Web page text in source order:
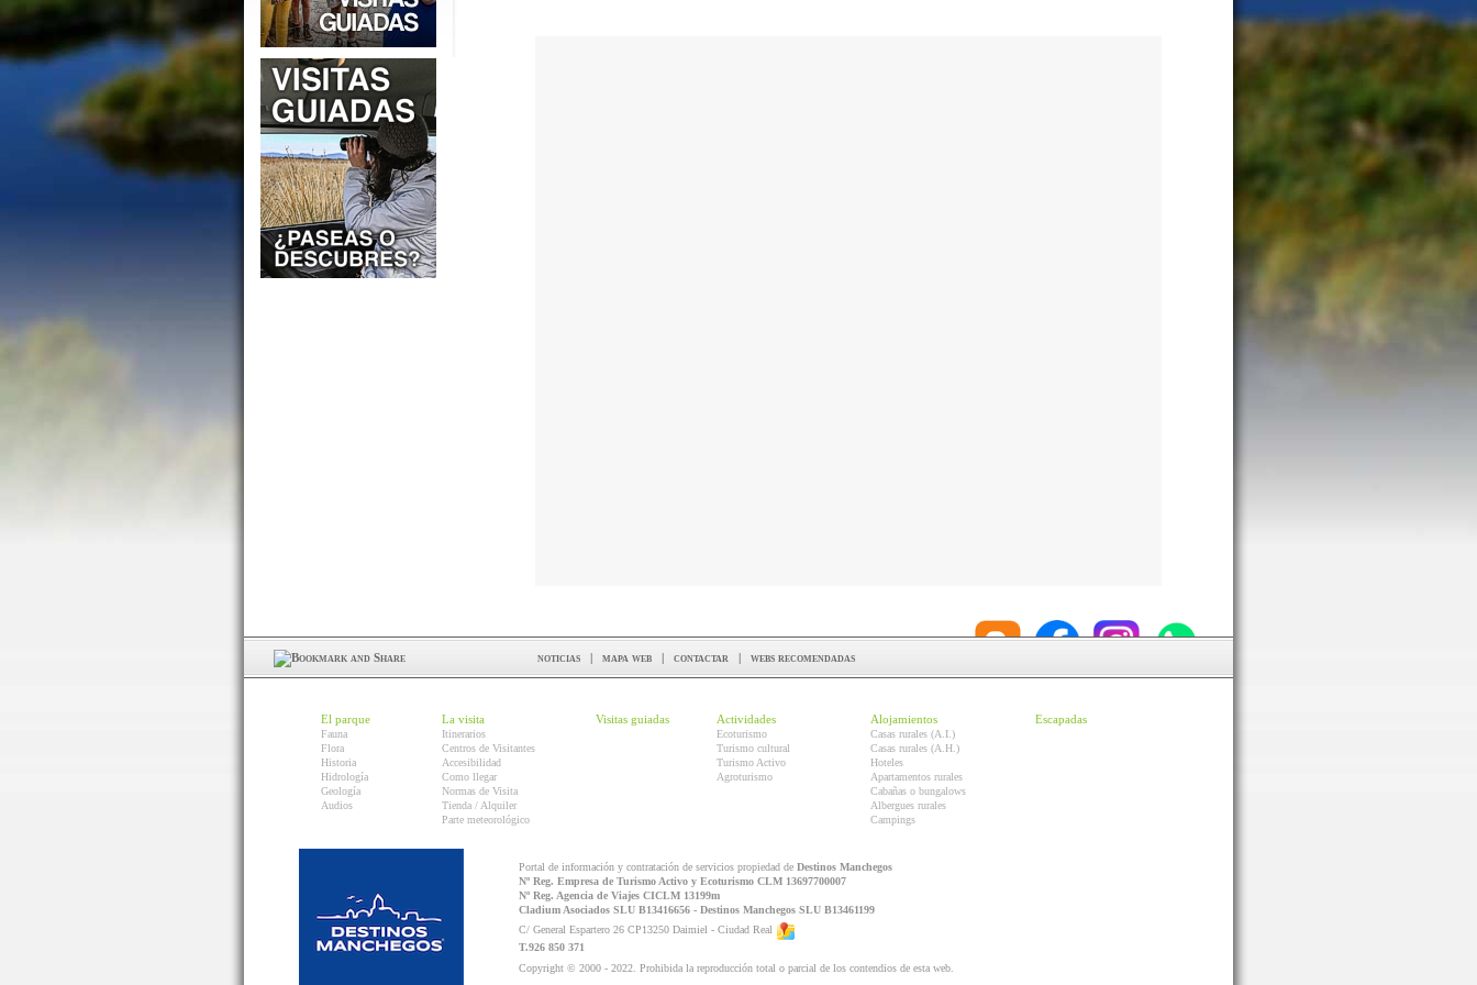
noticias | mapa web | contactar | webs recomendadas
El parque
Fauna
Flora
Historia
Hidrología
Geología
Audios
La visita
Itinerarios
Centros de Visitantes
Accesibilidad
Como llegar
Normas de Visita
Tienda / Alquiler
Parte meteorológico
Visitas guiadas Actividades
Ecoturismo
Turismo cultural
Turismo Activo
Agroturismo
Alojamientos
Casas rurales (A.I.)
Casas rurales (A.H.)
Hoteles
Apartamentos rurales
Cabañas o bungalows
Albergues rurales
Campings
Escapadas
Portal de información y contratación de servicios propiedad de Destinos Manchegos
Nº Reg. Empresa de Turismo Activo y Ecoturismo CLM 13697700007
Nº Reg. Agencia de Viajes CICLM 13199m
Cladium Asociados SLU B13416656 - Destinos Manchegos SLU B13461199
C/ General Espartero 26 CP13250 Daimiel - Ciudad Real
T.926 850 371
Copyright © 2000 - 2022. Prohibida la reproducción total o parcial de los contendios de esta web.